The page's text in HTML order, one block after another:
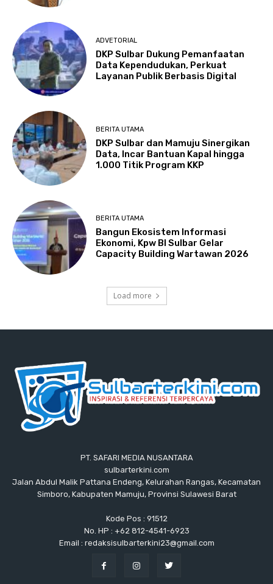
ADVETORIAL
DKP Sulbar Dukung Pemanfaatan
Data Kependudukan, Perkuat
Layanan Publik Berbasis Digital
BERITA UTAMA
DKP Sulbar dan Mamuju Sinergikan
Data, Incar Bantuan Kapal hingga
1.000 Titik Program KKP
BERITA UTAMA
Bangun Ekosistem Informasi
Ekonomi, Kpw BI Sulbar Gelar
Capacity Building Wartawan 2026
Load more
PT. SAFARI MEDIA NUSANTARA
sulbarterkini.com
Jalan Abdul Malik Pattana Endeng, Kelurahan Rangas, Kecamatan
Simboro, Kabupaten Mamuju, Provinsi Sulawesi Barat
Kode Pos : 91512
No. HP : +62 812-4541-6923
Email : redaksisulbarterkini23@gmail.com